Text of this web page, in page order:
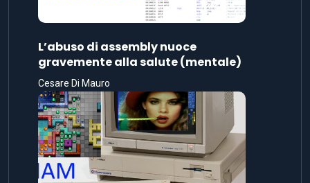
L’abuso di assembly nuoce
gravemente alla salute (mentale)
Cesare Di Mauro